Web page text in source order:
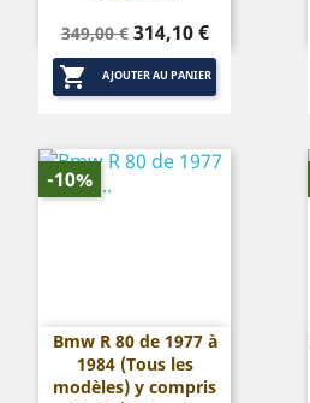
Prix
de
base
349,00 € Prix
314,10 €
 AJOUTER AU PANIER
Bmw R 80 de 1977 à
1984 (Tous les
modèles) y compris
-10%